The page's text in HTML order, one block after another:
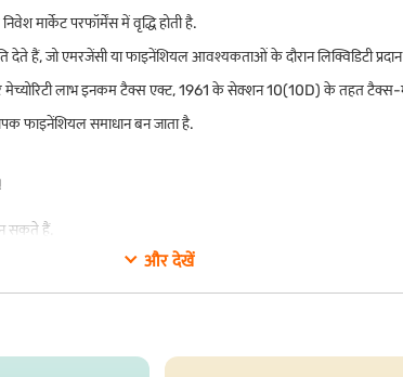
मार्केट परफॉर्मेंस में वृद्धि होती है.
हैं, जो एमरजेंसी या फाइनेंशियल आवश्यकताओं के दौरान लिक्विडिटी
लाभ इनकम टैक्स एक्ट, 1961 के सेक्शन 10(10D) के तहत टैक्स-
फाइनेंशियल समाधान बन जाता है.
सकते हैं.
और देखें